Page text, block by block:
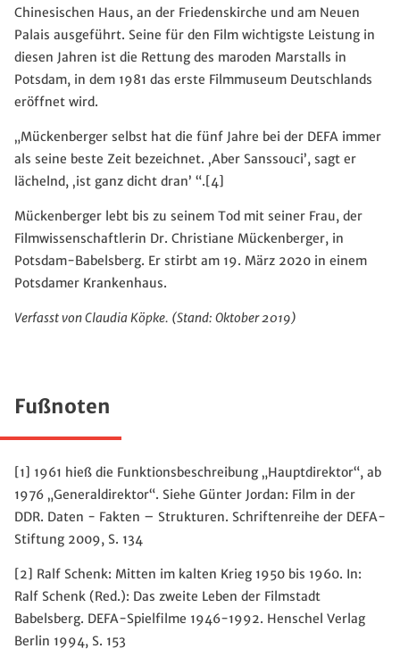
Chinesischen Haus, an der Friedenskirche und am Neuen
Palais ausgeführt. Seine für den Film wichtigste Leistung in
diesen Jahren ist die Rettung des maroden Marstalls in
Potsdam, in dem 1981 das erste Filmmuseum Deutschlands
eröffnet wird.
„Mückenberger selbst hat die fünf Jahre bei der DEFA immer
als seine beste Zeit bezeichnet. ‚Aber Sanssouci’, sagt er
lächelnd, ‚ist ganz dicht dran’ “.[4]
Mückenberger lebt bis zu seinem Tod mit seiner Frau, der
Filmwissenschaftlerin Dr. Christiane Mückenberger, in
Potsdam-Babelsberg. Er stirbt am 19. März 2020 in einem
Potsdamer Krankenhaus.
Verfasst von Claudia Köpke. (Stand: Oktober 2019)
Fußnoten
[1] 1961 hieß die Funktionsbeschreibung „Hauptdirektor“, ab
1976 „Generaldirektor“. Siehe Günter Jordan: Film in der
DDR. Daten - Fakten – Strukturen. Schriftenreihe der DEFA-
Stiftung 2009, S. 134
[2] Ralf Schenk: Mitten im kalten Krieg 1950 bis 1960. In:
Ralf Schenk (Red.): Das zweite Leben der Filmstadt
Babelsberg. DEFA-Spielfilme 1946-1992. Henschel Verlag
Berlin 1994, S. 153